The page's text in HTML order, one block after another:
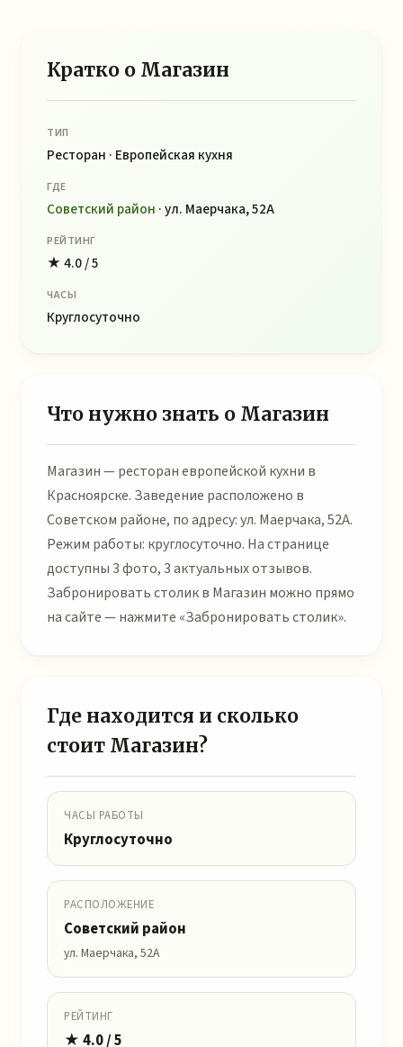
Кратко о Магазин
ТИП
Ресторан · Европейская кухня
ГДЕ
Советский район · ул. Маерчака, 52А
РЕЙТИНГ
★ 4.0 / 5
ЧАСЫ
Круглосуточно
Что нужно знать о Магазин
Магазин — ресторан европейской кухни в
Красноярске. Заведение расположено в
Советском районе, по адресу: ул. Маерчака, 52А.
Режим работы: круглосуточно. На странице
доступны 3 фото, 3 актуальных отзывов.
Забронировать столик в Магазин можно прямо
на сайте — нажмите «Забронировать столик».
Где находится и сколько
стоит Магазин?
ЧАСЫ РАБОТЫ
Круглосуточно
РАСПОЛОЖЕНИЕ
Советский район
ул. Маерчака, 52А
РЕЙТИНГ
★ 4.0 / 5